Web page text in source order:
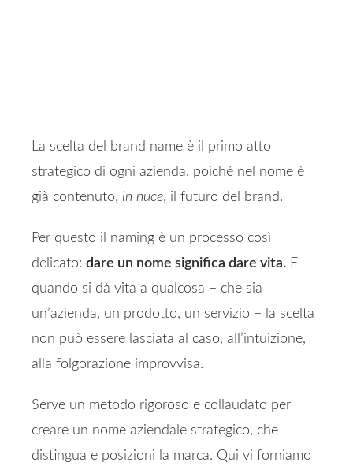
La scelta del brand name è il primo atto
strategico di ogni azienda, poiché nel nome è
già contenuto, in nuce, il futuro del brand.
Per questo il naming è un processo così
delicato: dare un nome significa dare vita. E
quando si dà vita a qualcosa – che sia
un’azienda, un prodotto, un servizio – la scelta
non può essere lasciata al caso, all’intuizione,
alla folgorazione improvvisa.
Serve un metodo rigoroso e collaudato per
creare un nome aziendale strategico, che
distingua e posizioni la marca. Qui vi forniamo